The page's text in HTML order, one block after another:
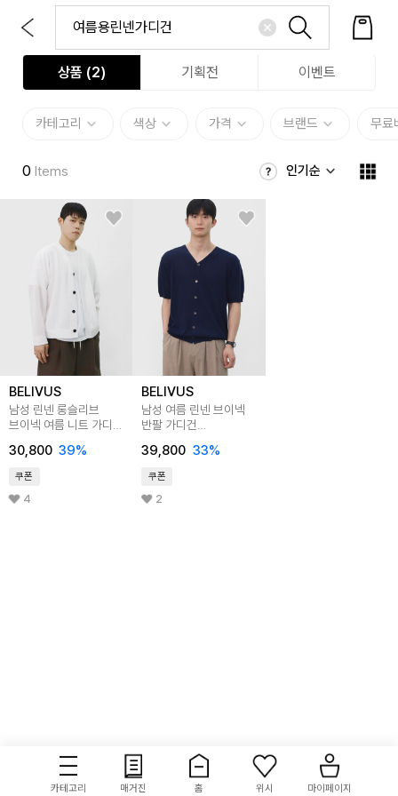
상품 (2) 기획전 이벤트
카테고리 색상 가격 브랜드 무료
0 Items 인기순
BELIVUS
남성 린넨 롱슬리브
브이넥 여름 니트 가디건
30,800 39%
쿠폰
4
BELIVUS
남성 여름 린넨 브이넥
반팔 가디건
39,800 33%
쿠폰
2
카테고리 매거진 홈 위시 마이페이지